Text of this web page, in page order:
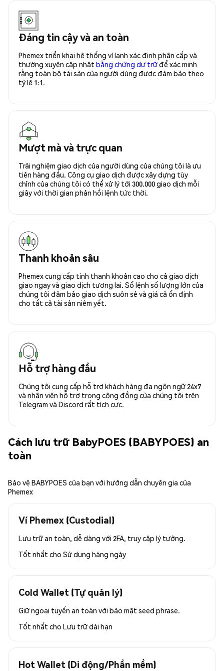
Đáng tin cậy và an toàn
Phemex triển khai hệ thống ví lạnh xác định phân cấp và
thường xuyên cập nhật bằng chứng dự trữđể xác minh
rằng toàn bộ tài sản của người dùng được đảm bảo theo
tỷ lệ 1:1.
Mượt mà và trực quan
Trải nghiệm giao dịch của người dùng của chúng tôi là ưu
tiên hàng đầu. Công cụ giao dịch được xây dựng tùy
chỉnh của chúng tôi có thể xử lý tới 300.000 giao dịch mỗi
giây với thời gian phản hồi lệnh tức thời.
Thanh khoản sâu
Phemex cung cấp tính thanh khoản cao cho cả giao dịch
giao ngay và giao dịch tương lai. Sổ lệnh số lượng lớn của
chúng tôi đảm bảo giao dịch suôn sẻ và giá cả ổn định
cho tất cả tài sản niêm yết.
Hỗ trợ hàng đầu
Chúng tôi cung cấp hỗ trợ khách hàng đa ngôn ngữ 24x7
và nhân viên hỗ trợ trong cộng đồng của chúng tôi trên
Telegram và Discord rất tích cực.
Cách lưu trữ BabyPOES (BABYPOES) an
toàn
Bảo vệ BABYPOES của bạn với hướng dẫn chuyên gia của
Phemex
Ví Phemex (Custodial)
Lưu trữ an toàn, dễ dàng với 2FA, truy cập lý tưởng.
Tốt nhất cho Sử dụng hàng ngày
Cold Wallet (Tự quản lý)
Giữ ngoại tuyến an toàn với bảo mật seed phrase.
Tốt nhất cho Lưu trữ dài hạn
Hot Wallet (Di động/Phần mềm)